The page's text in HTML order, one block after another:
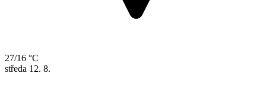
27/16 °C
středa 12. 8.